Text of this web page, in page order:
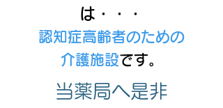
は・・・
認知症高齢者のための
介護施設です。
当薬局へ是非